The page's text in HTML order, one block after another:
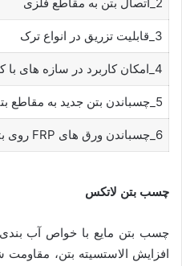
3_قابلیت تزریق در انواع ترک
4_امکان کاربرد در سازه ‌های با کاربری غرقابی
5_چسباندن بتن جدید به مقاطع بتنی قدیمی
6_چسباندن ورق های FRP روی بتن
چسب بتن لاتکس
‌چسب بتن مایع با خواص آب
افزایش الاستسیته بتن‌، ‌مقاومت